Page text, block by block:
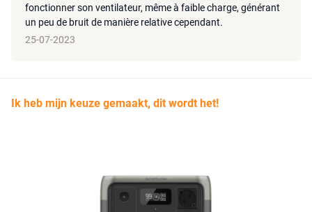
fonctionner son ventilateur, même à faible charge, générant
un peu de bruit de manière relative cependant.
25-07-2023
Ik heb mijn keuze gemaakt, dit wordt het!